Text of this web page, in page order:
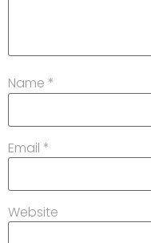
Name *
Email *
Website